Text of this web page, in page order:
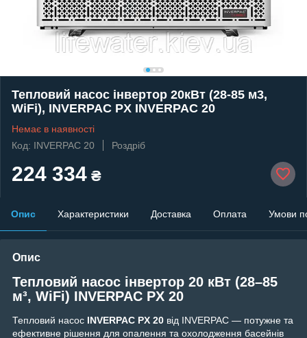
Тепловий насос інвертор 20кВт (28-85 м3,
WiFi), INVERPAC PX INVERPAC 20
Немає в наявності
Код: INVERPAC 20
Роздріб
224 334 ₴
Опис Характеристики Доставка Оплата Умови
Опис
Тепловий насос інвертор 20 кВт (28–85
м³, WiFi) INVERPAC PX 20
Тепловий насос INVERPAC PX 20 від INVERPAC — потужне та
ефективне рішення для опалення та охолодження басейнів